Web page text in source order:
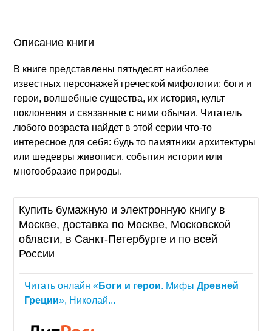
Описание книги
В книге представлены пятьдесят наиболее
известных персонажей греческой мифологии: боги и
герои, волшебные существа, их история, культ
поклонения и связанные с ними обычаи. Читатель
любого возраста найдет в этой серии что-то
интересное для себя: будь то памятники архитектуры
или шедевры живописи, события истории или
многообразие природы.
Купить бумажную и электронную книгу в
Москве, доставка по Москве, Московской
области, в Санкт-Петербурге и по всей
России
Читать онлайн «Боги и герои. МифыДревней
Греции», Николай...